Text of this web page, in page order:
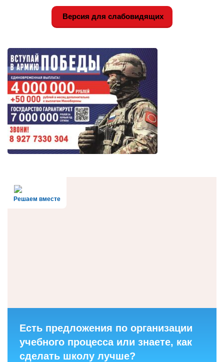
Версия для слабовидящих
Решаем вместе
Есть предложения по организации
учебного процесса или знаете, как
сделать школу лучше?